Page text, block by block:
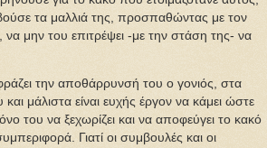
τα μαλλιά της, προσπαθώντας με τον
μην του επιτρέψει -με την στάση της- να
την αποθάρρυνσή του ο γονιός, στα
μάλιστα είναι ευχής έργον να κάμει ώστε
του να ξεχωρίζει και να αποφεύγει το κακό
Γιατί οι συμβουλές και οι